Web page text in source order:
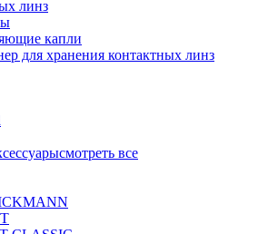
линз
капли
для хранения контактных линз
смотреть все